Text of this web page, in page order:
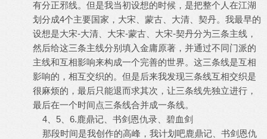
有分正邪线。但是我当初设想的时候，是把整个人在江湖
划分成4个主要国家，大宋、蒙古、大清、契丹。我最早的
设想是大宋-大清、大宋-蒙古、大宋-契丹分为三条主线，
然后给这三条主线分别填入金庸原著，并通过不同门派的
主线和互相影响来构成一个完善的世界。这三条线是互相
影响的，相互交织的。但是后来我发现三条线互相交织是
很麻烦的，最后只能退而求其次，让三条线先独立进行，
最后在一个时间点三条线合并成一条线。
4、5、6.鹿鼎记、书剑恩仇录、碧血剑
那段时间是我创作的高峰，我计划吧鹿鼎记、书剑恩仇